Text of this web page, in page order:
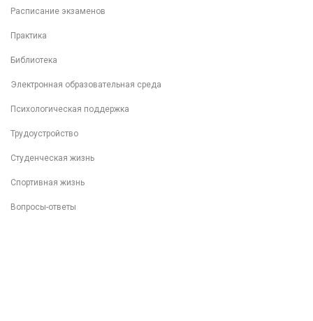
Расписание экзаменов
Практика
Библиотека
Электронная образовательная среда
Психологическая поддержка
Трудоустройство
Студенческая жизнь
Спортивная жизнь
Вопросы-ответы